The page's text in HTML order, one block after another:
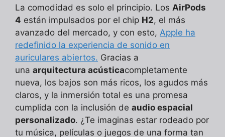
La comodidad es solo el principio. Los AirPods
4 están impulsados por el chip H2, el más
avanzado del mercado, y con esto, Apple ha
redefinido la experiencia de sonido en
auriculares abiertos. Gracias a
una arquitectura acústicacompletamente
nueva, los bajos son más ricos, los agudos más
claros, y la inmersión total es una promesa
cumplida con la inclusión de audio espacial
personalizado. ¿Te imaginas estar rodeado por
tu música, películas o juegos de una forma tan